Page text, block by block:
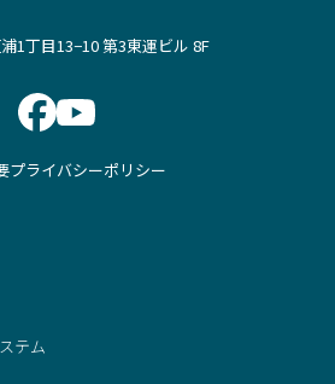
1丁目13−10 第3東運ビル 8F
プライバシーポリシー
テム